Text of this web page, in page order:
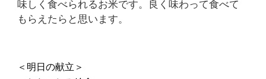
味しく食べられるお米です。良く味わって食べて
もらえたらと思います。
＜明日の献立＞